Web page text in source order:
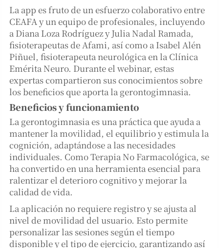
La app es fruto de un esfuerzo colaborativo entre
CEAFA y un equipo de profesionales, incluyendo
a Diana Loza Rodríguez y Julia Nadal Ramada,
fisioterapeutas de Afami, así como a Isabel Alén
Piñuel, fisioterapeuta neurológica en la Clínica
Emérita Neuro. Durante el webinar, estas
expertas compartieron sus conocimientos sobre
los beneficios que aporta la gerontogimnasia.
Beneficios y funcionamiento
La gerontogimnasia es una práctica que ayuda a
mantener la movilidad, el equilibrio y estimula la
cognición, adaptándose a las necesidades
individuales. Como Terapia No Farmacológica, se
ha convertido en una herramienta esencial para
ralentizar el deterioro cognitivo y mejorar la
calidad de vida.
La aplicación no requiere registro y se ajusta al
nivel de movilidad del usuario. Esto permite
personalizar las sesiones según el tiempo
disponible y el tipo de ejercicio, garantizando así